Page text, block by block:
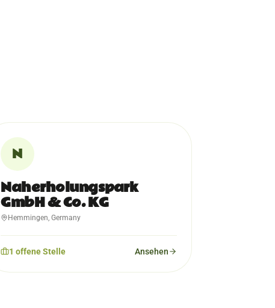
N
Naherholungspark
GmbH & Co. KG
Hemmingen, Germany
1 offeneStelle Ansehen